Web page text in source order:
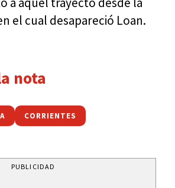
el cual desapareció Loan.
nota
CORRIENTES
PUBLICIDAD